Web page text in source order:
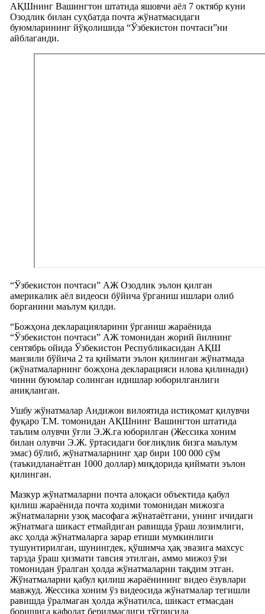
АҚШнинг Вашингтон штатида яшовчи аёл 7 октябр куни
Озодлик билан суҳбатда почта жўнатмасидаги
буюмларининг йўқолишида “Ўзбекистон почтаси”ни
айблаганди.
“Ўзбекистон почтаси” АЖ Озодлик эълон қилган
америкалик аёл видеоси бўйича ўрганиш ишлари олиб
борганини маълум қилди.
“Божҳона декларацияларини ўрганиш жараёнида
“Ўзбекистон почтаси” АЖ томонидан жорий йилнинг
сентябрь ойида Ўзбекистон Республикасидан АҚШ
манзили бўйича 2 та қиймати эълон қилинган жўнатмада
(жўнатмаларнинг божҳона декларацияси илова қилинади)
чинни буюмлар солинган идишлар юборилганлиги
аниқланган.
Ушбу жўнатмалар Андижон вилоятида истиқомат қилувчи
фуқаро Т.М. томонидан АҚШнинг Вашингтон штатида
таълим олувчи ўғли Э.Ж.га юборилган (Жессика хоним
билан олувчи Э.Ж. ўртасидаги боғлиқлик бизга маълум
эмас) бўлиб, жўнатмаларнинг ҳар бири 100 000 сўм
(таъкидланаётган 1000 доллар) миқдорида қиймати эълон
қилинган.
Мазкур жўнатмаларни почта алоқаси объектида қабул
қилиш жараёнида почта ходими томонидан мижозга
жўнатмаларни узоқ масофага жўнатаётгани, унинг ичидаги
жўнатмага шикаст етмайдиган равишда ўраш лозимлиги,
акс ҳолда жўнатмаларга зарар етиши мумкинлиги
тушунтирилган, шунингдек, қўшимча ҳақ эвазига махсус
тарзда ўраш ҳизмати тавсия этилган, аммо мижоз ўзи
томонидан ўралган ҳолда жўнатмаларни тақдим этган.
Жўнатмаларни қабул қилиш жараёнининг видео ёзувлари
мавжуд. Жессика хоним ўз видеосида жўнатмалар тегишли
равишда ўралмаган ҳолда жўнатилса, шикаст етмасдан
боришига кафолат берилмаслиги тўғрисида